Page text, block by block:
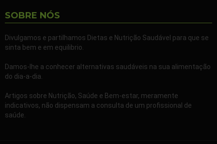
SOBRE NÓS
Divulgamos e partilhamos Dietas e Nutrição Saudável para que se
sinta bem e em equilibrio.
Damos-lhe a conhecer alternativas saudáveis na sua alimentação
do dia-a-dia.
Artigos sobre Nutrição, Saúde e Bem-estar, meramente
indicativos, não dispensam a consulta de um profissional de
saúde.